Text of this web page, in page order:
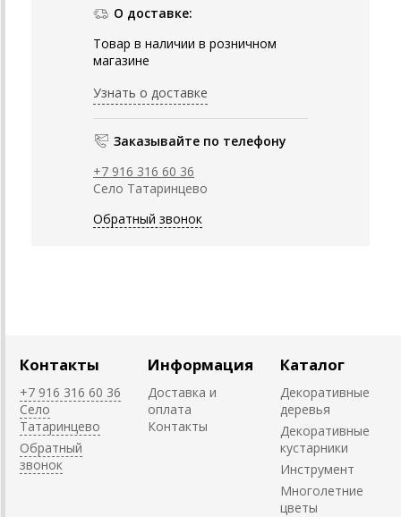
О доставке:
Товар в наличии в розничном
магазине
Узнать о доставке
Заказывайте по телефону
+7 916 316 60 36
Село Татаринцево
Обратный звонок
Контакты
+7 916 316 60 36
Село
Татаринцево
Обратный
звонок
Информация
Доставка и
оплата
Контакты
Каталог
Декоративные
деревья
Декоративные
кустарники
Инструмент
Многолетние
цветы